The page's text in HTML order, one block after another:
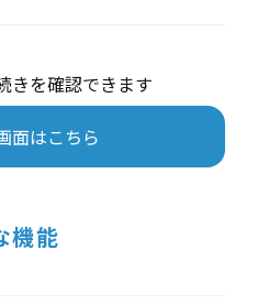
きを確認できます
面はこちら
機能